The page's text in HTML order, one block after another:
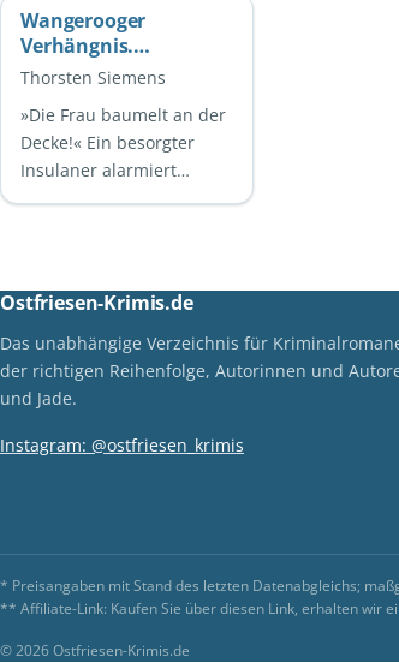
Wangerooge wird der
Künstler Stefan Müller tot
…
Wangerooger
Verhängnis.
Ostfrieslandkrimi
Thorsten Siemens
»Die Frau baumelt an der
Decke!« Ein besorgter
Insulaner alarmiert
Oberkommissarin Theda
Ostfriesen-Krimis.de
Das unabhängige Verzeichnis für
der richtigen Reihenfolge, Autorinnen und
und Jade.
Instagram: @ostfriesen_krimis
* Preisangaben mit Stand des letzten Datenabgleichs;
** Affiliate-Link: Kaufen Sie über diesen Link, erhalten wir
© 2026 Ostfriesen-Krimis.de